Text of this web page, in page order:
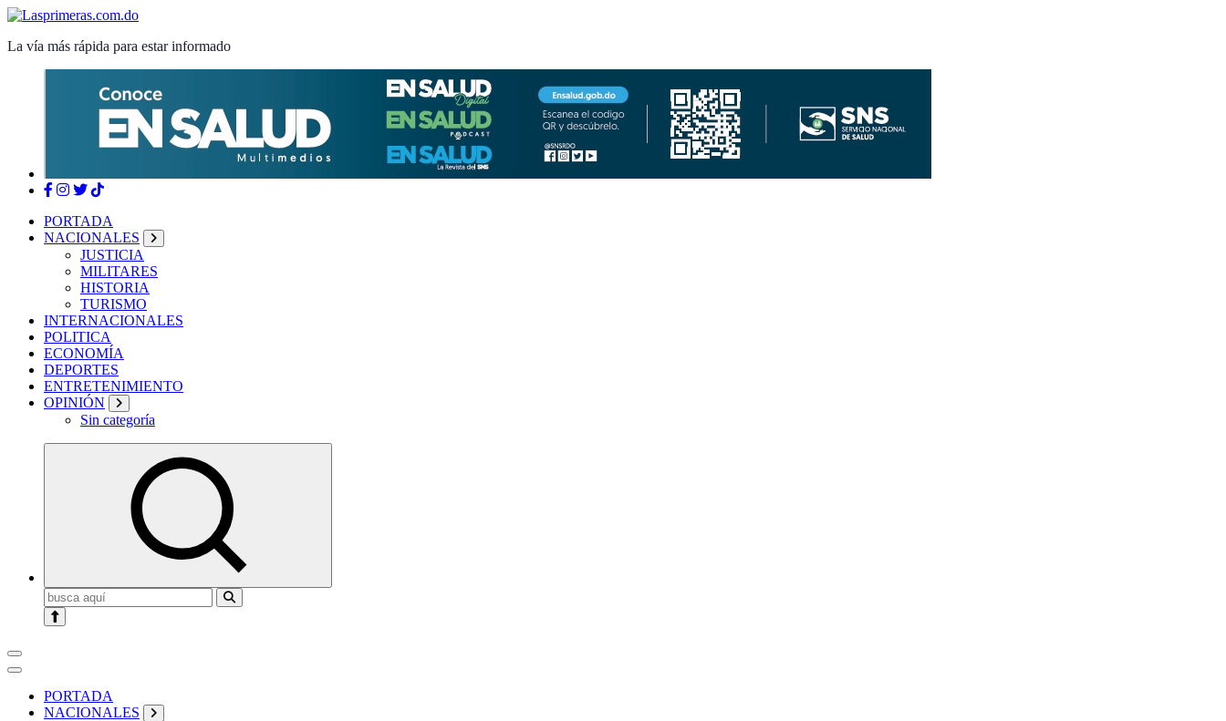
Saltar
contenido
La vía más rápida para estar informado
PORTADA
NACIONALES
JUSTICIA
MILITARES
HISTORIA
TURISMO
INTERNACIONALES
POLITICA
ECONOMÍA
DEPORTES
ENTRETENIMIENTO
OPINIÓN
Sin categoría
Buscar:
PORTADA
NACIONALES